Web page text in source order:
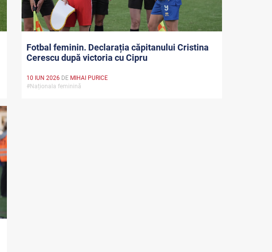
Fotbal feminin. Declarația căpitanului Cristina
Cerescu după victoria cu Cipru
10 IUN 2026 DE MIHAI PURICE
#Naționala feminină